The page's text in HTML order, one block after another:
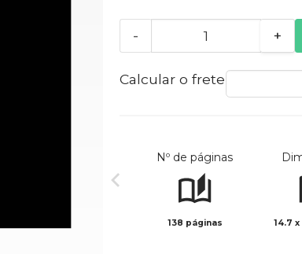
- +
Calcular o frete
Nº de páginas
138 páginas 14.7 x